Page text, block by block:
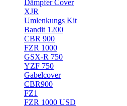
Dämpfer Cover
XJR
Umlenkungs Kit
Bandit 1200
CBR 900
FZR 1000
GSX-R 750
YZF 750
Gabelcover
CBR900
FZ1
FZR 1000 USD